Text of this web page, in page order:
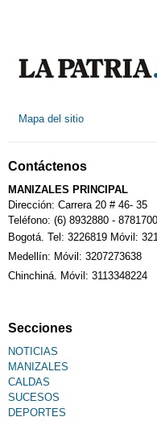
Mapa del sitio
Contáctenos
MANIZALES PRINCIPAL
Dirección: Carrera 20 # 46- 35
Teléfono: (6) 8932880 - 8781700
Bogotá. Tel: 3226819 Móvil:
Medellín: Móvil: 3207273638
Chinchiná. Móvil: 3113348224
Secciones
NOTICIAS
MANIZALES
CALDAS
SUCESOS
DEPORTES